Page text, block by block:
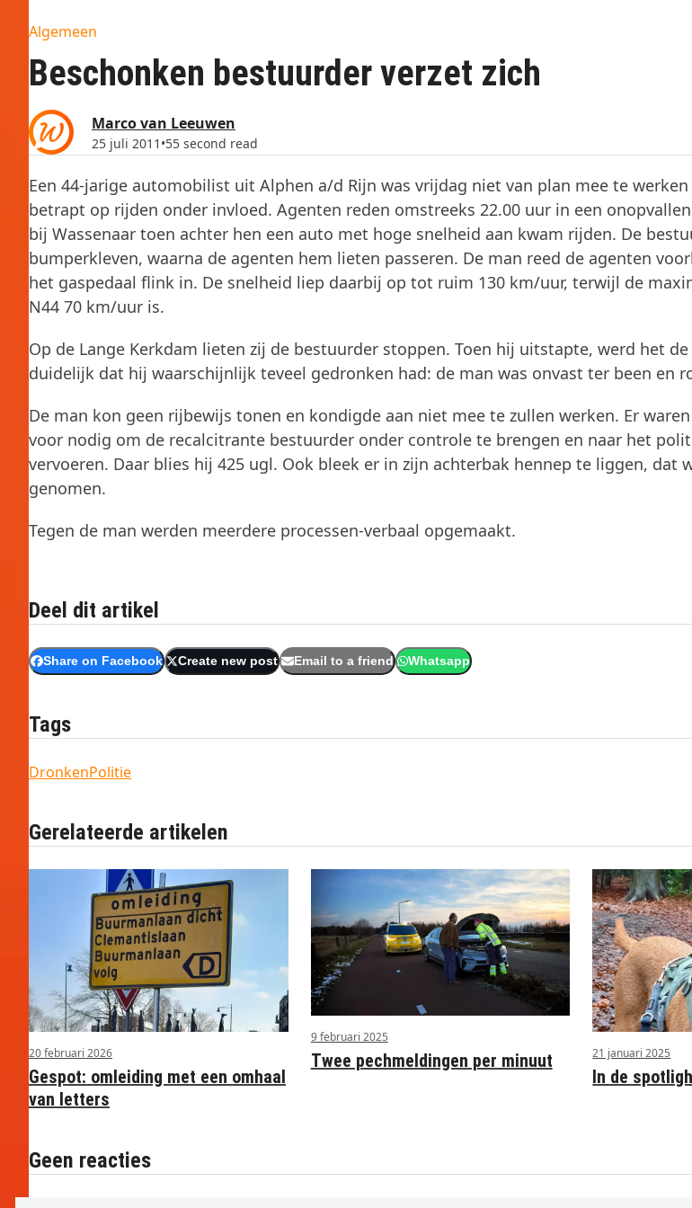
Algemeen
Beschonken bestuurder verzet zich
Marco van Leeuwen
25 juli 2011 •55 second read
Een 44-jarige automobilist uit Alphen a/d Rijn was vrijdag niet van plan mee te
betrapt op rijden onder invloed. Agenten reden omstreeks 22.00 uur in een
bij Wassenaar toen achter hen een auto met hoge snelheid aan kwam rijden. De
bumperkleven, waarna de agenten hem lieten passeren. De man reed de agenten
het gaspedaal flink in. De snelheid liep daarbij op tot ruim 130 km/uur, terwijl de
N44 70 km/uur is.
Op de Lange Kerkdam lieten zij de bestuurder stoppen. Toen hij uitstapte, werd het
duidelijk dat hij waarschijnlijk teveel gedronken had: de man was onvast ter been en
De man kon geen rijbewijs tonen en kondigde aan niet mee te zullen werken. Er
voor nodig om de recalcitrante bestuurder onder controle te brengen en naar het
vervoeren. Daar blies hij 425 ugl. Ook bleek er in zijn achterbak hennep te liggen, dat
genomen.
Tegen de man werden meerdere processen-verbaal opgemaakt.
Deel dit artikel
Share on Facebook Create new post Email to a friend Whatsapp
Tags
DronkenPolitie
Gerelateerde artikelen
20 februari 2026
Gespot: omleiding met een omhaal
van letters
9 februari 2025
Twee pechmeldingen per minuut 21 januari 2025
In de
Geen reacties